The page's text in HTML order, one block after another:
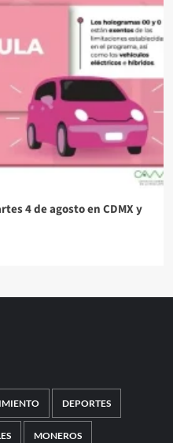
4 de agosto en CDMX y
DEPORTES
MONEROS